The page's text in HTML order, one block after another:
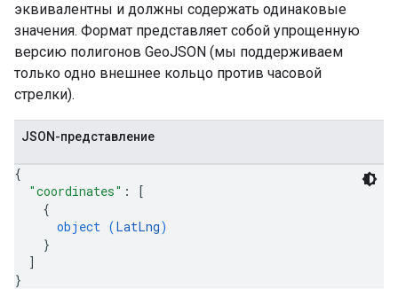
эквивалентны и должны содержать одинаковые
значения. Формат представляет собой упрощенную
версию полигонов GeoJSON (мы поддерживаем
только одно внешнее кольцо против часовой
стрелки).
JSON-представление
{
"coordinates" :
[
{
object (LatLng)
}
]
}